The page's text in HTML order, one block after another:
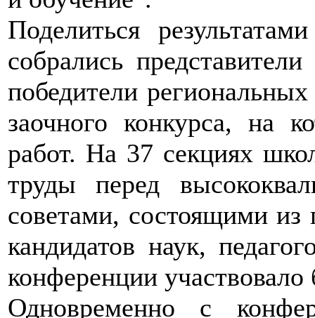
Поделиться
собрались
победители
заочного конкурса, на
работ. На 37 секциях
труды перед
советами, состоящими
кандидатов наук,
конференции участвовало
Одновременно с